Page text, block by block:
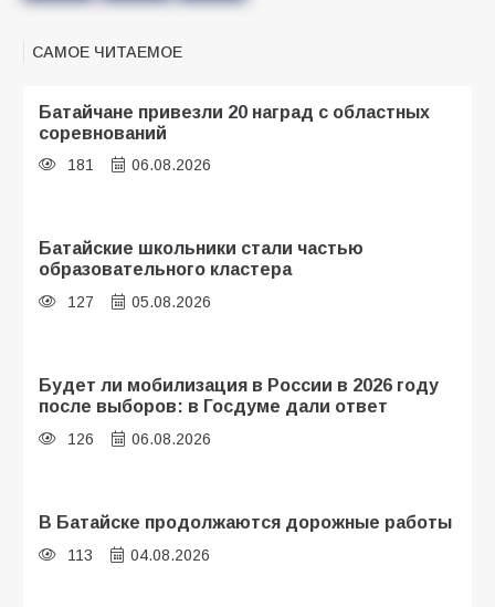
САМОЕ ЧИТАЕМОЕ
Батайчане привезли 20 наград с областных
соревнований
181 06.08.2026
Батайские школьники стали частью
образовательного кластера
127 05.08.2026
Будет ли мобилизация в России в 2026 году
после выборов: в Госдуме дали ответ
126 06.08.2026
В Батайске продолжаются дорожные работы
113 04.08.2026